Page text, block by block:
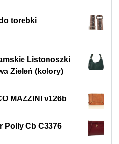
torebki
Listonoszki
Zieleń (kolory)
MAZZINI v126b
Polly Cb C3376